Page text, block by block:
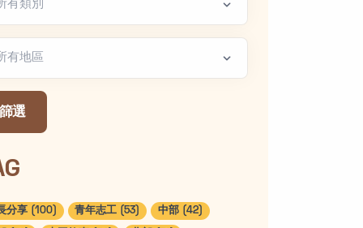
選
選
分享 (100) 青年志工 (53) 中部 (42)